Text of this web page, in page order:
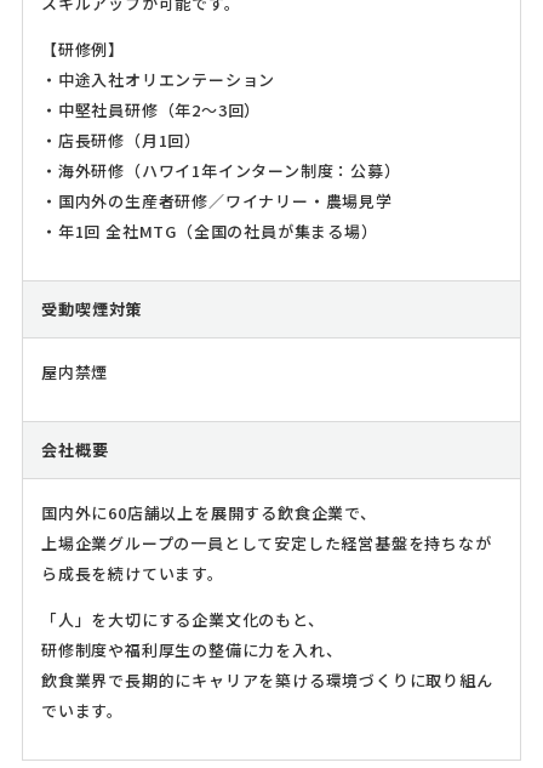
【研修例】
・中途入社オリエンテーション
・中堅社員研修（年2～3回）
・店長研修（月1回）
・海外研修（ハワイ1年インターン制度：公募）
・国内外の生産者研修／ワイナリー・農場見学
・年1回 全社MTG（全国の社員が集まる場）
受動喫煙対策
屋内禁煙
会社概要
国内外に60店舗以上を展開する飲食企業で、
上場企業グループの一員として安定した経営基盤を持ちなが
ら成長を続けています。
「人」を大切にする企業文化のもと、
研修制度や福利厚生の整備に力を入れ、
飲食業界で長期的にキャリアを築ける環境づくりに取り組ん
でいます。